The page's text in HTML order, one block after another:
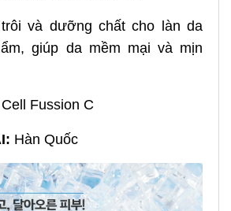
và dưỡng chất cho làn da
giúp da mềm mại và mịn
Cell Fussion C
Hàn Quốc